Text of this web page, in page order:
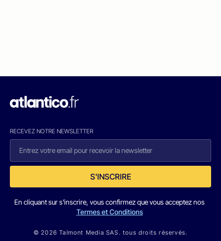
RECEVEZ NOTRE NEWSLETTER
S'INSCRIRE
En cliquant sur s'inscrire, vous confirmez que vous acceptez nos
Termes et Conditions
© 2026 Talmont Media SAS. tous droits réservés.